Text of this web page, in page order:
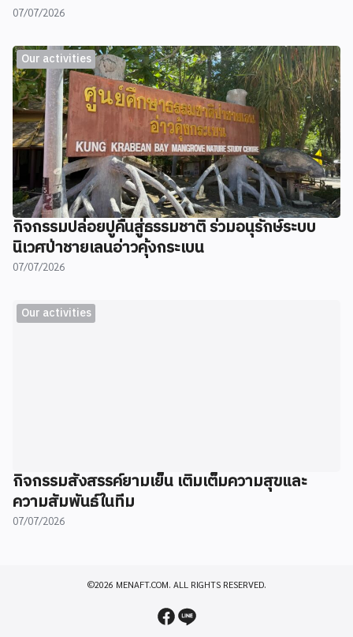
07/07/2026
Our activities
กิจกรรมปล่อยปูคืนสู่ธรรมชาติ ร่วมอนุรักษ์ระบบ
นิเวศป่าชายเลนอ่าวคุ้งกระเบน
07/07/2026
Our activities
กิจกรรมสังสรรค์ยามเย็น เติมเต็มความสุขและ
ความสัมพันธ์ในทีม
07/07/2026
©2026 MENAFT.COM. ALL RIGHTS RESERVED.